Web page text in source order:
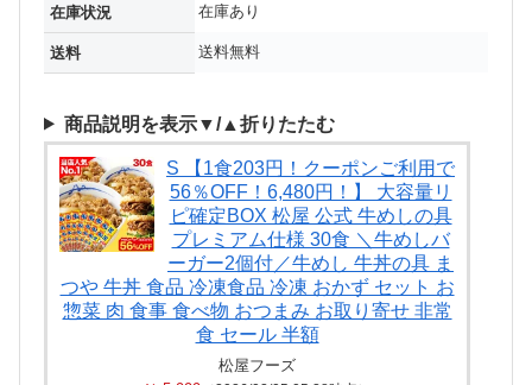
在庫状況 在庫あり
送料 送料無料
商品説明を表示▼/▲折りたたむ
S 【1食203円！クーポンご利用で
56％OFF！6,480円！】 大容量リ
ピ確定BOX 松屋 公式 牛めしの具
プレミアム仕様 30食 ＼牛めしバ
ーガー2個付／牛めし 牛丼の具 ま
つや 牛丼 食品 冷凍食品 冷凍 おかず セット お
惣菜 肉 食事 食べ物 おつまみ お取り寄せ 非常
食 セール 半額
松屋フーズ